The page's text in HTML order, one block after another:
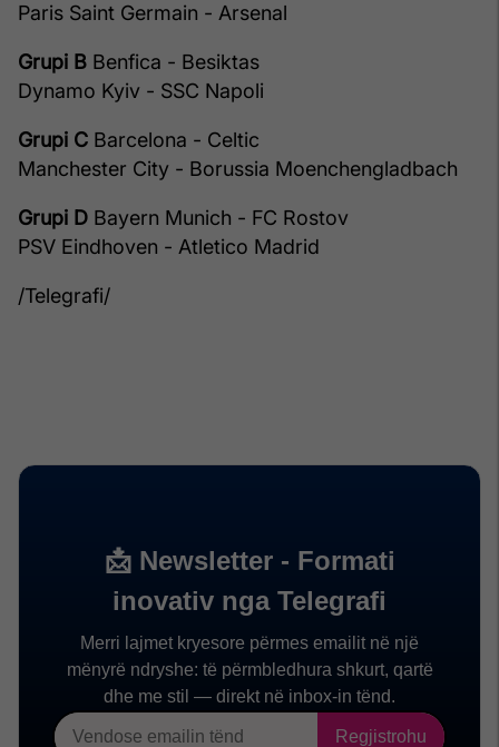
Paris Saint Germain - Arsenal
Grupi B Benfica - Besiktas
Dynamo Kyiv - SSC Napoli
Grupi C Barcelona - Celtic
Manchester City - Borussia Moenchengladbach
Grupi D Bayern Munich - FC Rostov
PSV Eindhoven - Atletico Madrid
/Telegrafi/